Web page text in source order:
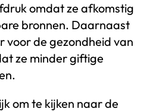
omdat ze afkomstig
bronnen. Daarnaast
voor de gezondheid van
ze minder giftige
om te kijken naar de